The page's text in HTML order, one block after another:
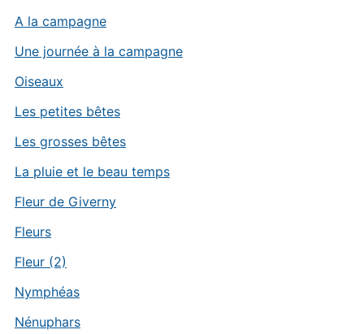
A la campagne
Une journée à la campagne
Oiseaux
Les petites bêtes
Les grosses bêtes
La pluie et le beau temps
Fleur de Giverny
Fleurs
Fleur (2)
Nymphéas
Nénuphars